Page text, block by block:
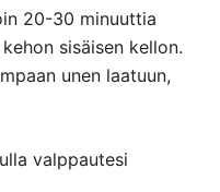
20-30 minuuttia
sisäisen kellon.
unen laatuun,
valppautesi